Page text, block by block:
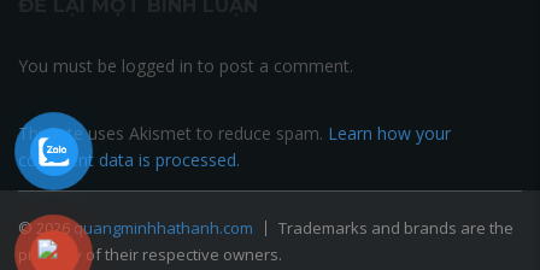
You must be logged in to post a comment.
This site uses Akismet to reduce spam. Learn how your
comment data is processed.
© 2026quangminhhathanh.com
Trademarks and brands are the
property of their respective owners.